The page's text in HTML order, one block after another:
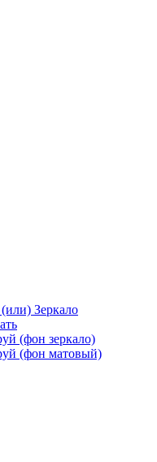
Зеркало
(фон зеркало)
(фон матовый)